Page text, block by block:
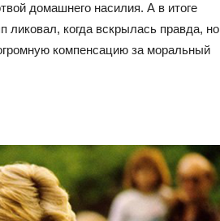
домашнего насилия. А в итоге
когда вскрылась правда, но
компенсацию за моральный